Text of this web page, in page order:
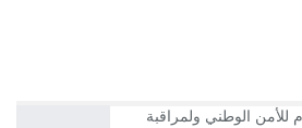
للأمن الوطني ولمراقبة